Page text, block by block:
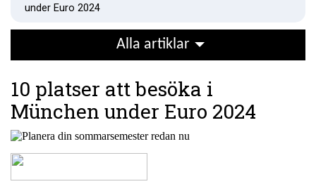
under Euro 2024
Alla artiklar
10 platser att besöka i
München under Euro 2024